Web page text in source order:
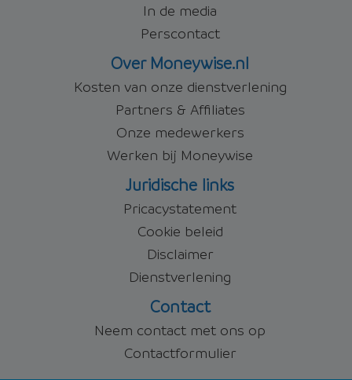
In de media
Perscontact
Over Moneywise.nl
Kosten van onze dienstverlening
Partners & Affiliates
Onze medewerkers
Werken bij Moneywise
Juridische links
Pricacystatement
Cookie beleid
Disclaimer
Dienstverlening
Contact
Neem contact met ons op
Contactformulier